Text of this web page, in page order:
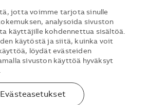
jotta voimme tarjota sinulle
analysoida sivuston
käyttäjille kohdennettua sisältöä.
käytöstä ja siitä, kuinka voit
löydät evästeiden
sivuston käyttöä hyväksyt
Evästeasetukset